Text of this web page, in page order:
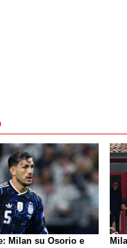
Milan su Osorio e